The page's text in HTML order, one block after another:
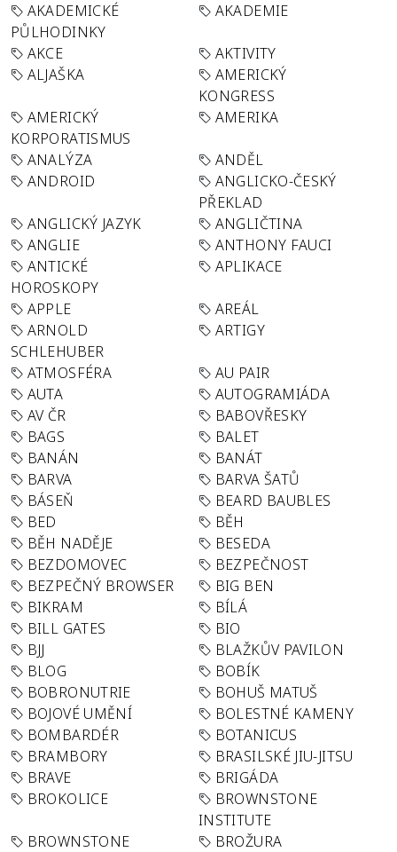
AKADEMICKÉ
PŮLHODINKY
AKADEMIE
AKCE
AKTIVITY
ALJAŠKA
AMERICKÝ
KONGRESS
AMERICKÝ
KORPORATISMUS
AMERIKA
ANALÝZA
ANDĚL
ANDROID
ANGLICKO-ČESKÝ
PŘEKLAD
ANGLICKÝ JAZYK
ANGLIČTINA
ANGLIE
ANTHONY FAUCI
ANTICKÉ
HOROSKOPY
APLIKACE
APPLE
AREÁL
ARNOLD
SCHLEHUBER
ARTIGY
ATMOSFÉRA
AU PAIR
AUTA
AUTOGRAMIÁDA
AV ČR
BABOVŘESKY
BAGS
BALET
BANÁN
BANÁT
BARVA
BARVA ŠATŮ
BÁSEŇ
BEARD BAUBLES
BED
BĚH
BĚH NADĚJE
BESEDA
BEZDOMOVEC
BEZPEČNOST
BEZPEČNÝ BROWSER
BIG BEN
BIKRAM
BÍLÁ
BILL GATES
BIO
BJJ
BLAŽKŮV PAVILON
BLOG
BOBÍK
BOBRONUTRIE
BOHUŠ MATUŠ
BOJOVÉ UMĚNÍ
BOLESTNÉ KAMENY
BOMBARDÉR
BOTANICUS
BRAMBORY
BRASILSKÉ JIU-JITSU
BRAVE
BRIGÁDA
BROKOLICE
BROWNSTONE
INSTITUTE
BROWNSTONE
BROŽURA